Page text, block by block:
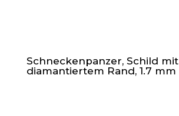
Schneckenpanzer, Schild mit
diamantiertem Rand, 1.7 mm